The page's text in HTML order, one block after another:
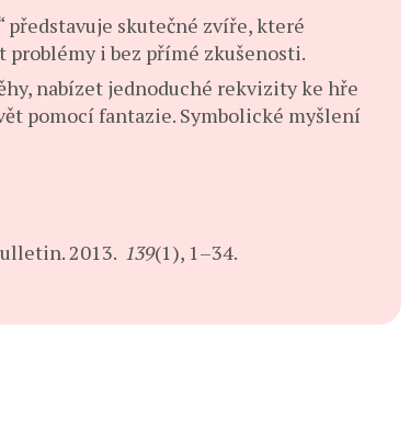
představuje skutečné zvíře, které
problémy i bez přímé zkušenosti.
nabízet jednoduché rekvizity ke hře
pomocí fantazie. Symbolické myšlení
2013. 139(1), 1–34.